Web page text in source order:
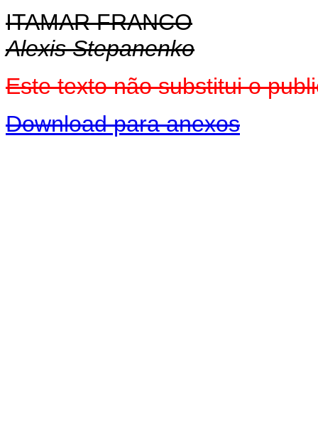
ITAMAR FRANCO
Alexis Stepanenko
Este texto não substitui o
Download para anexos